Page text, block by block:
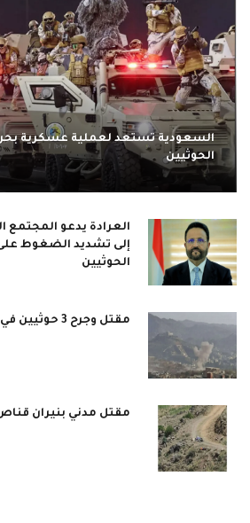
السعودية تستعد لعملية عسكرية
الحوثيين
العرادة يدعو المجتمع
إلى تشديد الضغوط
الحوثيين
مقتل وجرح 3 حوثيين في اشتباكات غرب تعز
مقتل مدني بنيران